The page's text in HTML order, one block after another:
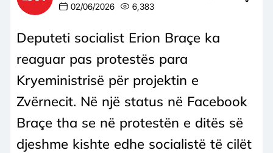
02/06/2026 6,383
Deputeti socialist Erion Braçe ka
reaguar pas protestës para
Kryeministrisë për projektin e
Zvërnecit. Në një status në Facebook
Braçe tha se në protestën e ditës së
djeshme kishte edhe socialistë të cilët